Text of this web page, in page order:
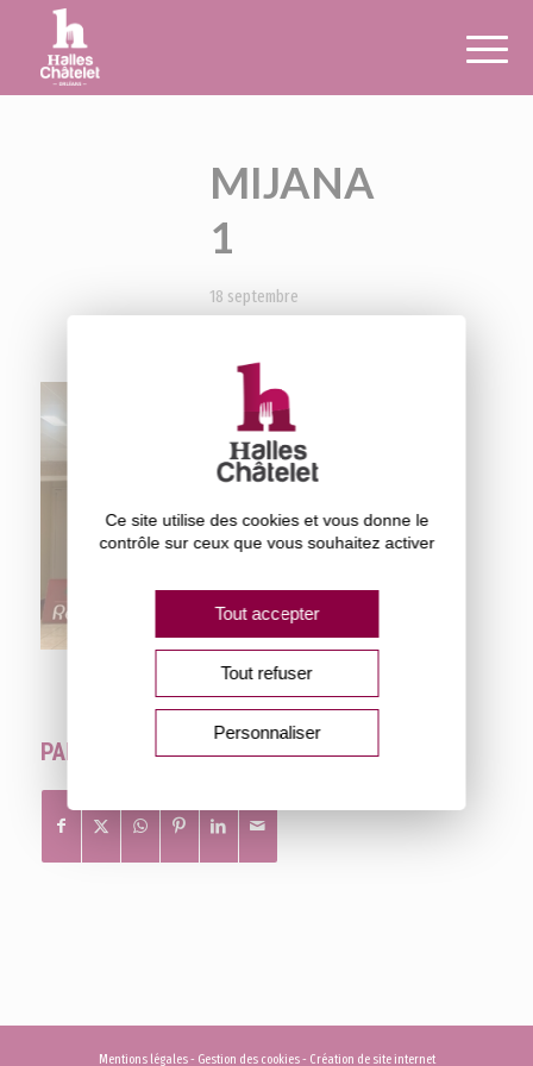
MIJANA
1
18 septembre
PARTAGER CETTE PUBLICATION
Mentions légales- Gestion des cookies- Création de site internet
Panneau de gestion des cookies
Ce site utilise des cookies et vous donne le
contrôle sur ceux que vous souhaitez activer
Tout accepter
Tout refuser
Personnaliser